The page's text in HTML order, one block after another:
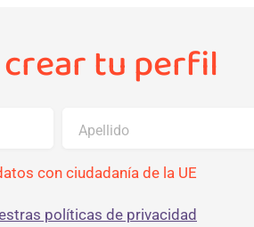
crear tu perfil
Apellido
con ciudadanía de la UE
políticas de privacidad